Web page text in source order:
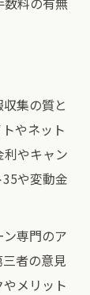
集の質と
やネット
やキャン
や変動金
専門のア
者の意見
メリット